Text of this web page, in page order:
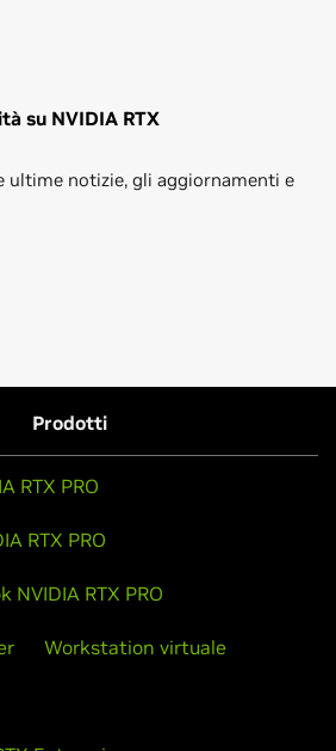
su NVIDIA RTX
ultime notizie, gli aggiornamenti e
Prodotti
RTX PRO
RTX PRO
NVIDIA RTX PRO
Workstation virtuale